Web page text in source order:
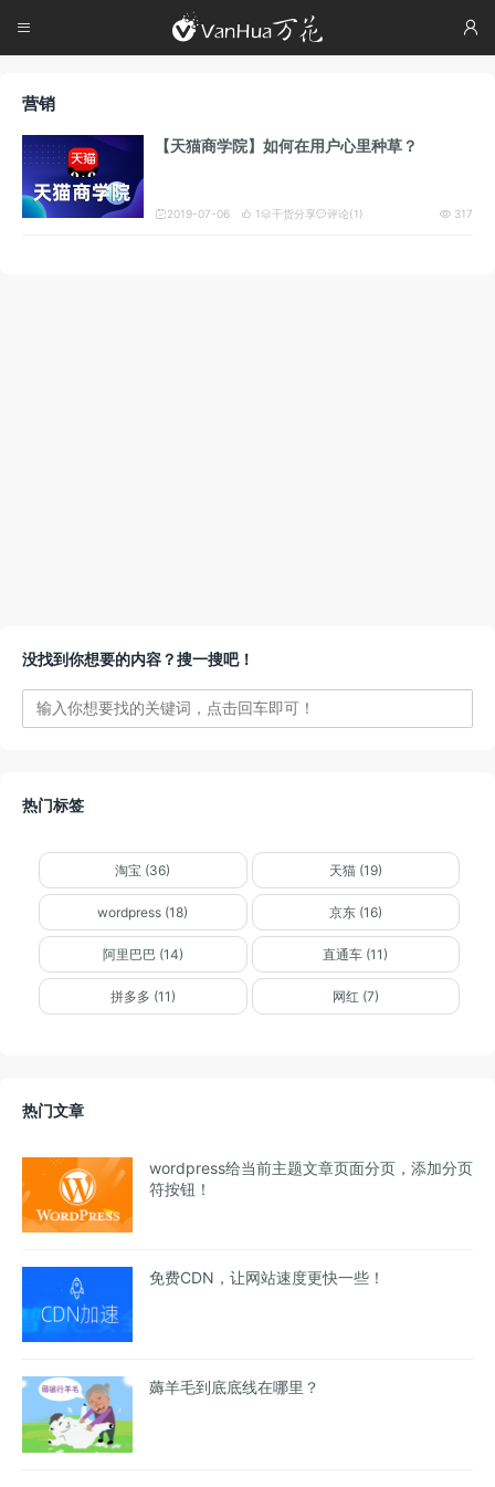

 
营销
【天猫商学院】如何在用户心里种草？
 2019-07-06  1  317
 干货分享评论(1)
没找到你想要的内容？搜一搜吧！
热门标签
淘宝 (36) 天猫 (19)
wordpress (18) 京东 (16)
阿里巴巴 (14) 直通车 (11)
拼多多 (11) 网红 (7)
热门文章
wordpress给当前主题文章页面分页，添加分页
符按钮！
免费CDN，让网站速度更快一些！
薅羊毛到底底线在哪里？